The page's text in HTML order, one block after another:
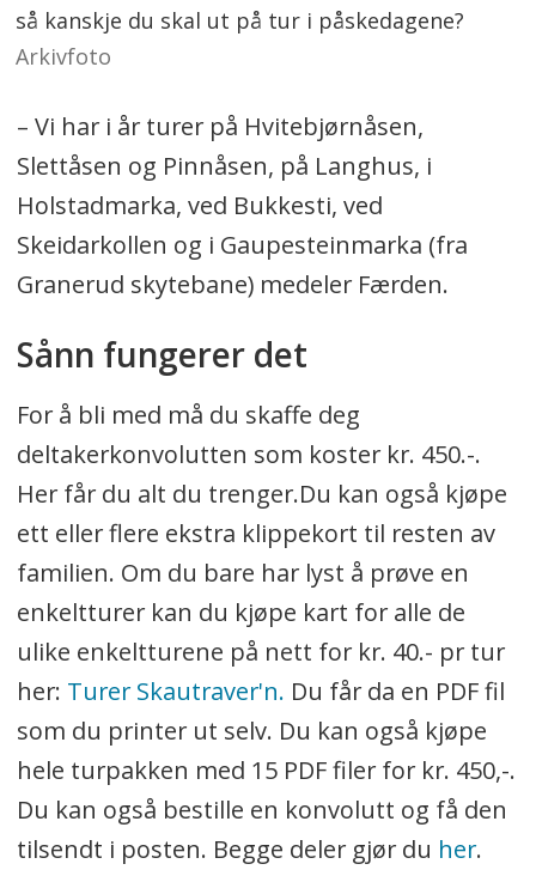
så kanskje du skal ut på tur i påskedagene?
Arkivfoto
– Vi har i år turer på Hvitebjørnåsen,
Slettåsen og Pinnåsen, på Langhus, i
Holstadmarka, ved Bukkesti, ved
Skeidarkollen og i Gaupesteinmarka (fra
Granerud skytebane) medeler Færden.
Sånn fungerer det
For å bli med må du skaffe deg
deltakerkonvolutten som koster kr. 450.-.
Her får du alt du trenger.Du kan også kjøpe
ett eller flere ekstra klippekort til resten av
familien. Om du bare har lyst å prøve en
enkeltturer kan du kjøpe kart for alle de
ulike enkeltturene på nett for kr. 40.- pr tur
her: Turer Skautraver'n. Du får da en PDF fil
som du printer ut selv. Du kan også kjøpe
hele turpakken med 15 PDF filer for kr. 450,-.
Du kan også bestille en konvolutt og få den
tilsendt i posten. Begge deler gjør du her.